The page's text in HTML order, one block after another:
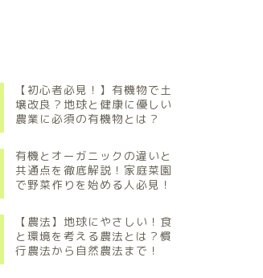
【初心者必見！】有機物で土
壌改良？地球と健康に優しい
農業に必須の有機物とは？
有機とオーガニックの違いと
共通点を徹底解説！家庭菜園
で野菜作りを始める人必見！
【農法】地球にやさしい！食
と環境を考える農法とは？慣
行農法から自然農法まで！